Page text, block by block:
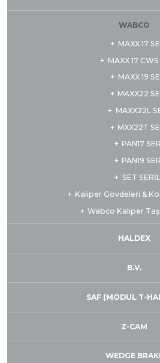
WABCO
MAXX 17
MAXX 17
MAXX 19
MAXX22
MAXX22L
MXX22T
PAN17
PAN19
SET
Kaliper Gövdeleri &
Wabco Kaliper
HALDEX
B.V.
SAF (MODUL T-
Z-CAM
WEDGE